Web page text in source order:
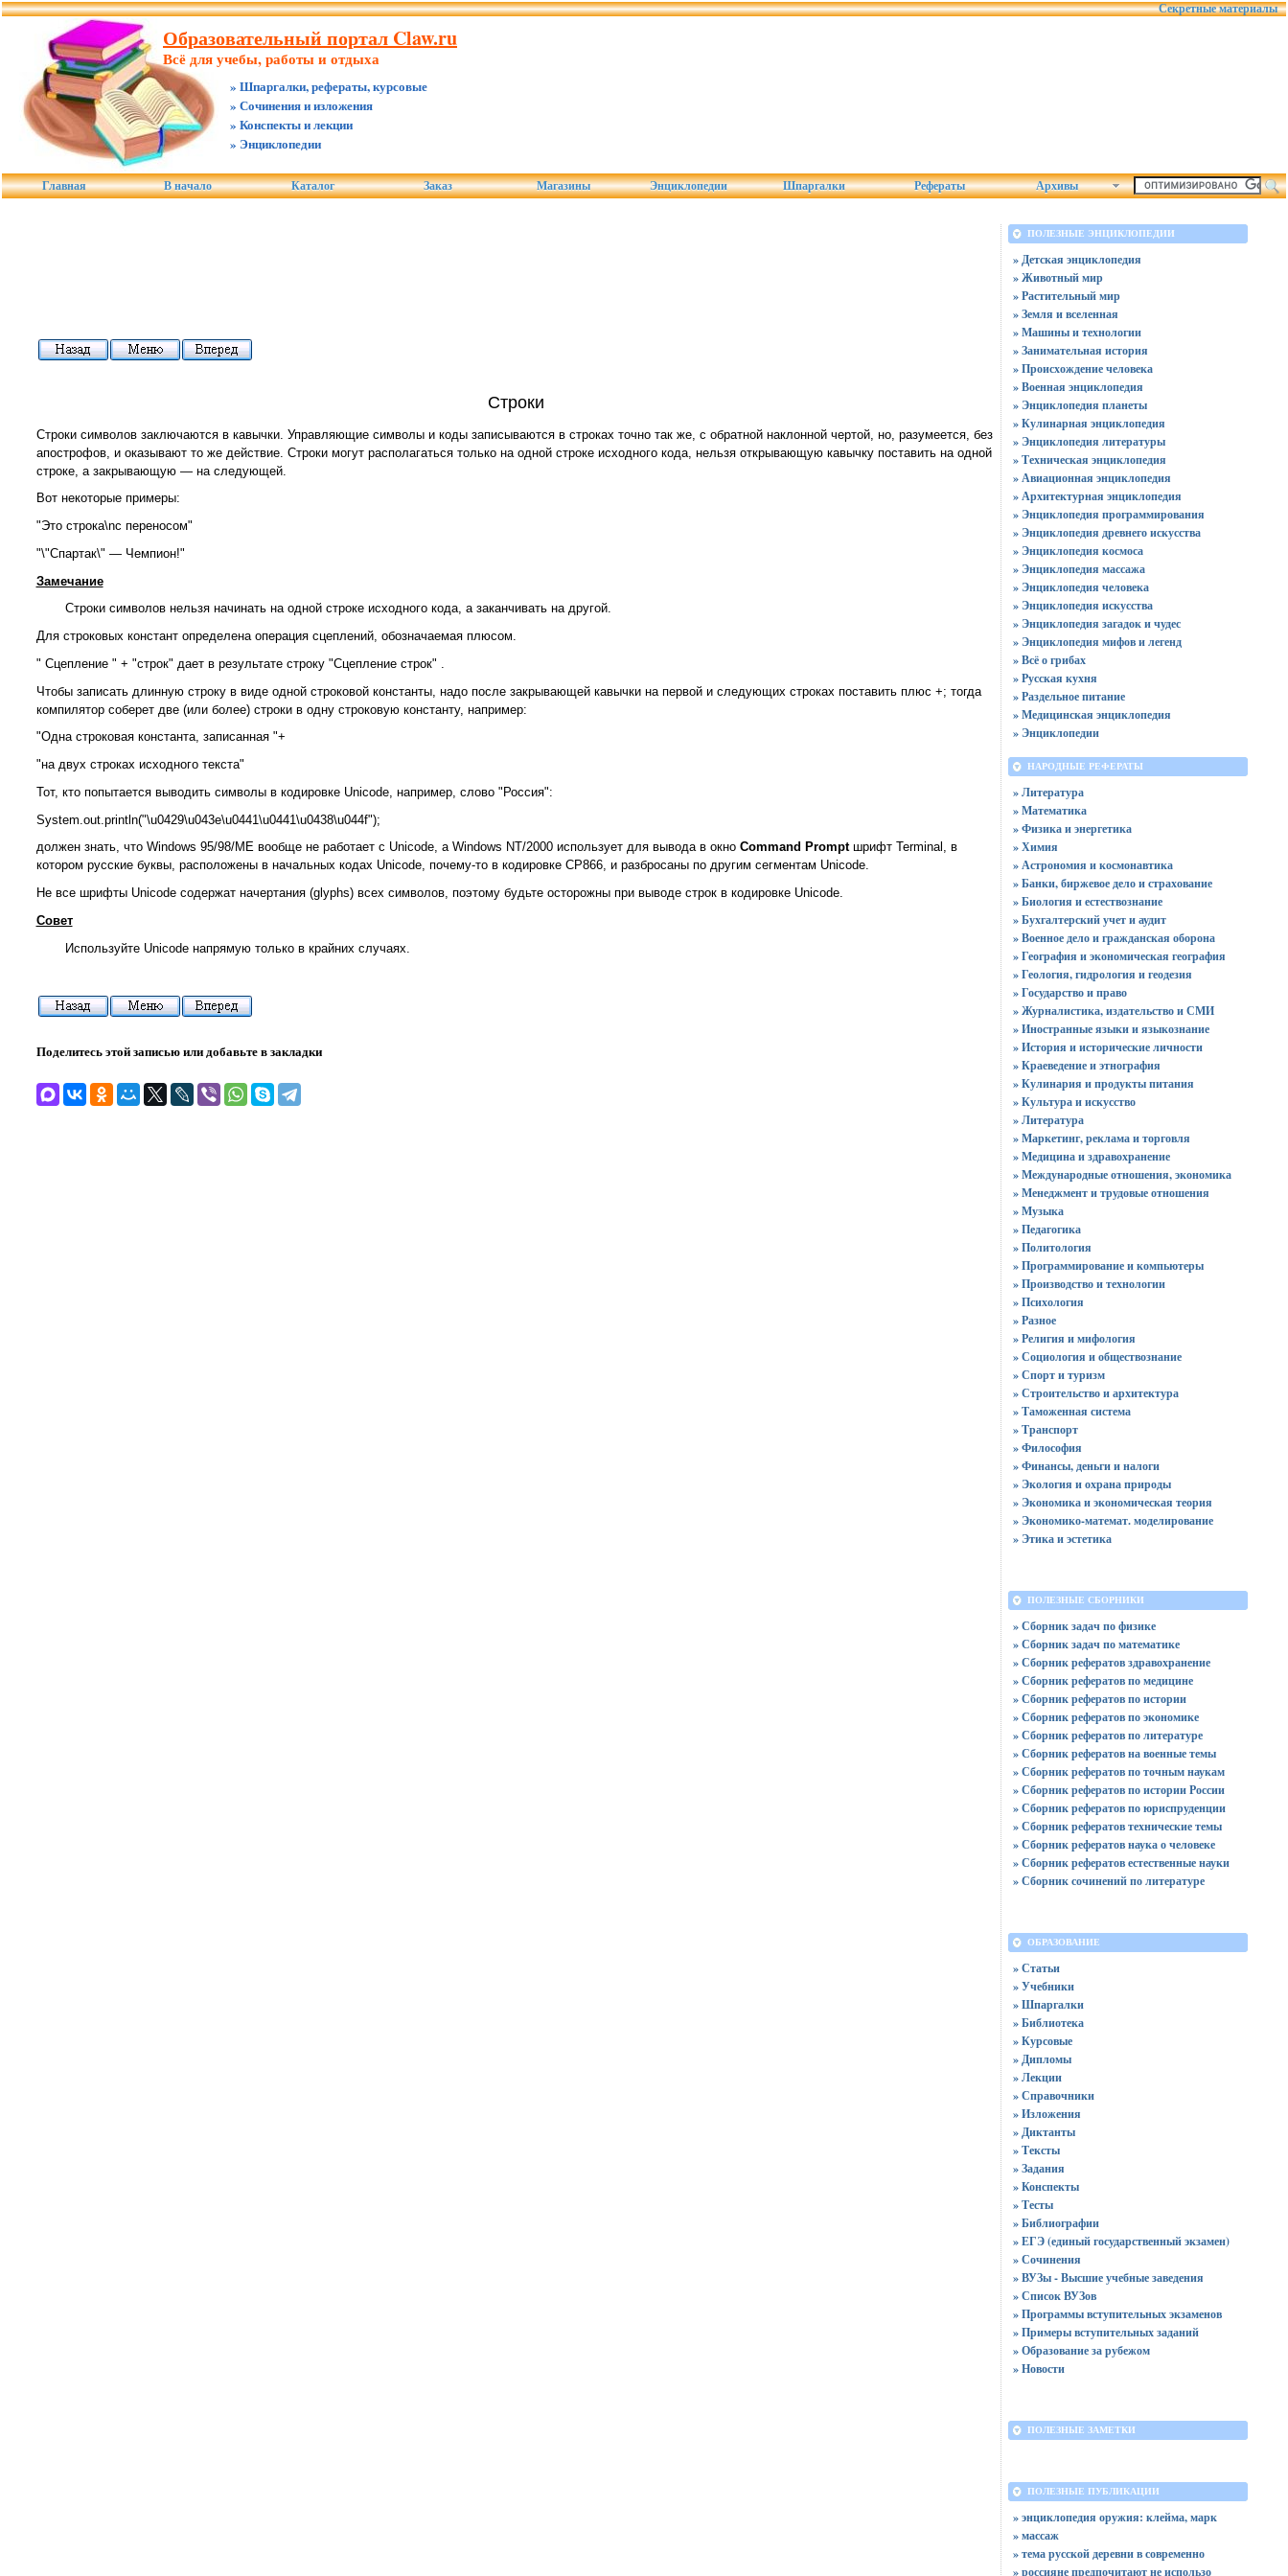
Секретные материалы
Образовательный портал Claw.ru
Всё для учебы, работы и отдыха
» Шпаргалки, рефераты, курсовые
» Сочинения и изложения
» Конспекты и лекции
» Энциклопедии
Главная В начало Каталог Заказ Магазины Энциклопедии Шпаргалки Рефераты Архивы
Строки
Строки символов заключаются в кавычки. Управляющие символы и коды записываются в строках точно так же, с обратной наклонной чертой, но, разумеется, без
апострофов, и оказывают то же действие. Строки могут располагаться только на одной строке исходного кода, нельзя открывающую кавычку поставить на одной
строке, а закрывающую — на следующей.
Вот некоторые примеры:
"Это строка\nс переносом"
"\"Спартак\" — Чемпион!"
Замечание
Строки символов нельзя начинать на одной строке исходного кода, а заканчивать на другой.
Для строковых констант определена операция сцеплений, обозначаемая плюсом.
" Сцепление " + "строк" дает в результате строку "Сцепление строк"
Чтобы записать длинную строку в виде одной строковой константы, надо после закрывающей кавычки на первой и следующих строках поставить плюс +; тогда
компилятор соберет две (или более) строки в одну строковую константу, например:
"Одна строковая константа, записанная "+
"на двух строках исходного текста"
Тот, кто попытается выводить символы в кодировке Unicode, например, слово "Россия":
System.out.println("\u0429\u043e\u0441\u0441\u0438\u044f");
должен знать, что Windows 95/98/ME вообще не работает с Unicode, a Windows NT/2000 использует для вывода в окно Command Prompt шрифт Terminal, в
котором русские буквы, расположены в начальных кодах Unicode, почему-то в кодировке СР866, и разбросаны по другим сегментам Unicode.
Не все шрифты Unicode содержат начертания (glyphs) всех символов, поэтому будьте осторожны при выводе строк в кодировке Unicode.
Совет
Используйте Unicode напрямую только в крайних случаях.
Поделитесь этой записью или добавьте в закладки
ПОЛЕЗНЫЕ ЭНЦИКЛОПЕДИИ
» Детская энциклопедия
» Животный мир
» Растительный мир
» Земля и вселенная
» Машины и технологии
» Занимательная история
» Происхождение человека
» Военная энциклопедия
» Энциклопедия планеты
» Кулинарная энциклопедия
» Энциклопедия литературы
» Техническая энциклопедия
» Авиационная энциклопедия
» Архитектурная энциклопедия
» Энциклопедия программирования
» Энциклопедия древнего искусства
» Энциклопедия космоса
» Энциклопедия массажа
» Энциклопедия человека
» Энциклопедия искусства
» Энциклопедия загадок и чудес
» Энциклопедия мифов и легенд
» Всё о грибах
» Русская кухня
» Раздельное питание
» Медицинская энциклопедия
» Энциклопедии
НАРОДНЫЕ РЕФЕРАТЫ
» Литература
» Математика
» Физика и энергетика
» Химия
» Астрономия и космонавтика
» Банки, биржевое дело и страхование
» Биология и естествознание
» Бухгалтерский учет и аудит
» Военное дело и гражданская оборона
» География и экономическая география
» Геология, гидрология и геодезия
» Государство и право
» Журналистика, издательство и СМИ
» Иностранные языки и языкознание
» История и исторические личности
» Краеведение и этнография
» Кулинария и продукты питания
» Культура и искусство
» Литература
» Маркетинг, реклама и торговля
» Медицина и здравохранение
» Международные отношения, экономика
» Менеджмент и трудовые отношения
» Музыка
» Педагогика
» Политология
» Программирование и компьютеры
» Производство и технологии
» Психология
» Разное
» Религия и мифология
» Социология и обществознание
» Спорт и туризм
» Строительство и архитектура
» Таможенная система
» Транспорт
» Философия
» Финансы, деньги и налоги
» Экология и охрана природы
» Экономика и экономическая теория
» Экономико-математ. моделирование
» Этика и эстетика
ПОЛЕЗНЫЕ СБОРНИКИ
» Сборник задач по физике
» Сборник задач по математике
» Сборник рефератов здравохранение
» Сборник рефератов по медицине
» Сборник рефератов по истории
» Сборник рефератов по экономике
» Сборник рефератов по литературе
» Сборник рефератов на военные темы
» Сборник рефератов по точным наукам
» Сборник рефератов по истории России
» Сборник рефератов по юриспруденции
» Сборник рефератов технические темы
» Сборник рефератов наука о человеке
» Сборник рефератов естественные науки
» Сборник сочинений по литературе
ОБРАЗОВАНИЕ
» Статьи
» Учебники
» Шпаргалки
» Библиотека
» Курсовые
» Дипломы
» Лекции
» Справочники
» Изложения
» Диктанты
» Тексты
» Задания
» Конспекты
» Тесты
» Библиографии
» ЕГЭ (единый государственный экзамен)
» Сочинения
» ВУЗы - Высшие учебные заведения
» Список ВУЗов
» Программы вступительных экзаменов
» Примеры вступительных заданий
» Образование за рубежом
» Новости
ПОЛЕЗНЫЕ ЗАМЕТКИ
ПОЛЕЗНЫЕ ПУБЛИКАЦИИ
» энциклопедия оружия: клейма, марк
» массаж
» тема русской деревни в современно
» россияне предпочитают не использо